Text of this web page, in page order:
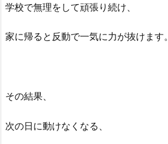
学校で無理をして頑張り続け、
家に帰ると反動で一気に力が抜けます。
その結果、
次の日に動けなくなる、